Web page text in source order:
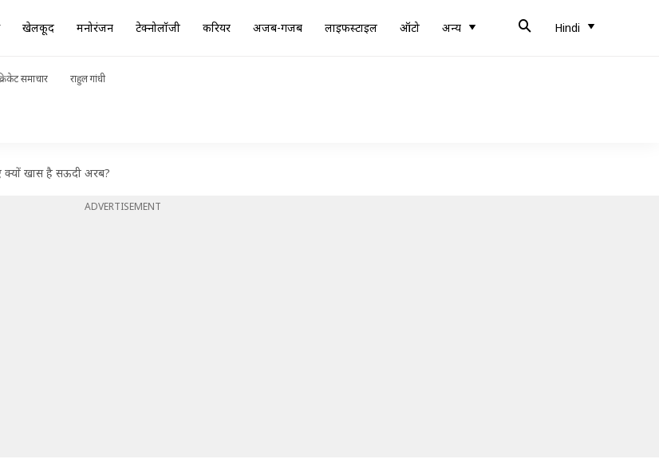
खेलकूद मनोरंजन टेक्नोलॉजी करियर अजब-गजब लाइफस्टाइल ऑटो अन्य Hindi
समाचार राहुल गांधी
क्यों खास है सऊदी अरब?
ADVERTISEMENT